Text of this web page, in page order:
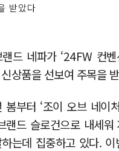
받았다
드 네파가 ‘24FW 컨
상품을 선보여 주목을
봄부터 ‘조이 오브 네
랜드 슬로건으로 내세워
는데 집중하고 있다.